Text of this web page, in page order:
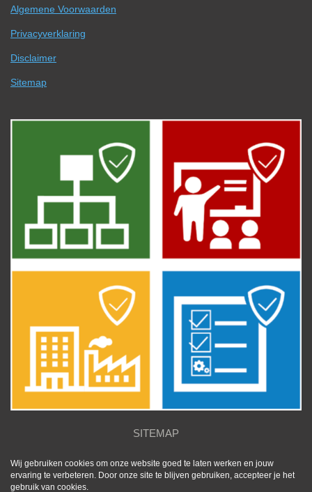
Algemene Voorwaarden
Privacyverklaring
Disclaimer
Sitemap
SITEMAP
Wij gebruiken cookies om onze website goed te laten werken en jouw
ervaring te verbeteren. Door onze site te blijven gebruiken, accepteer je het
gebruik van cookies.